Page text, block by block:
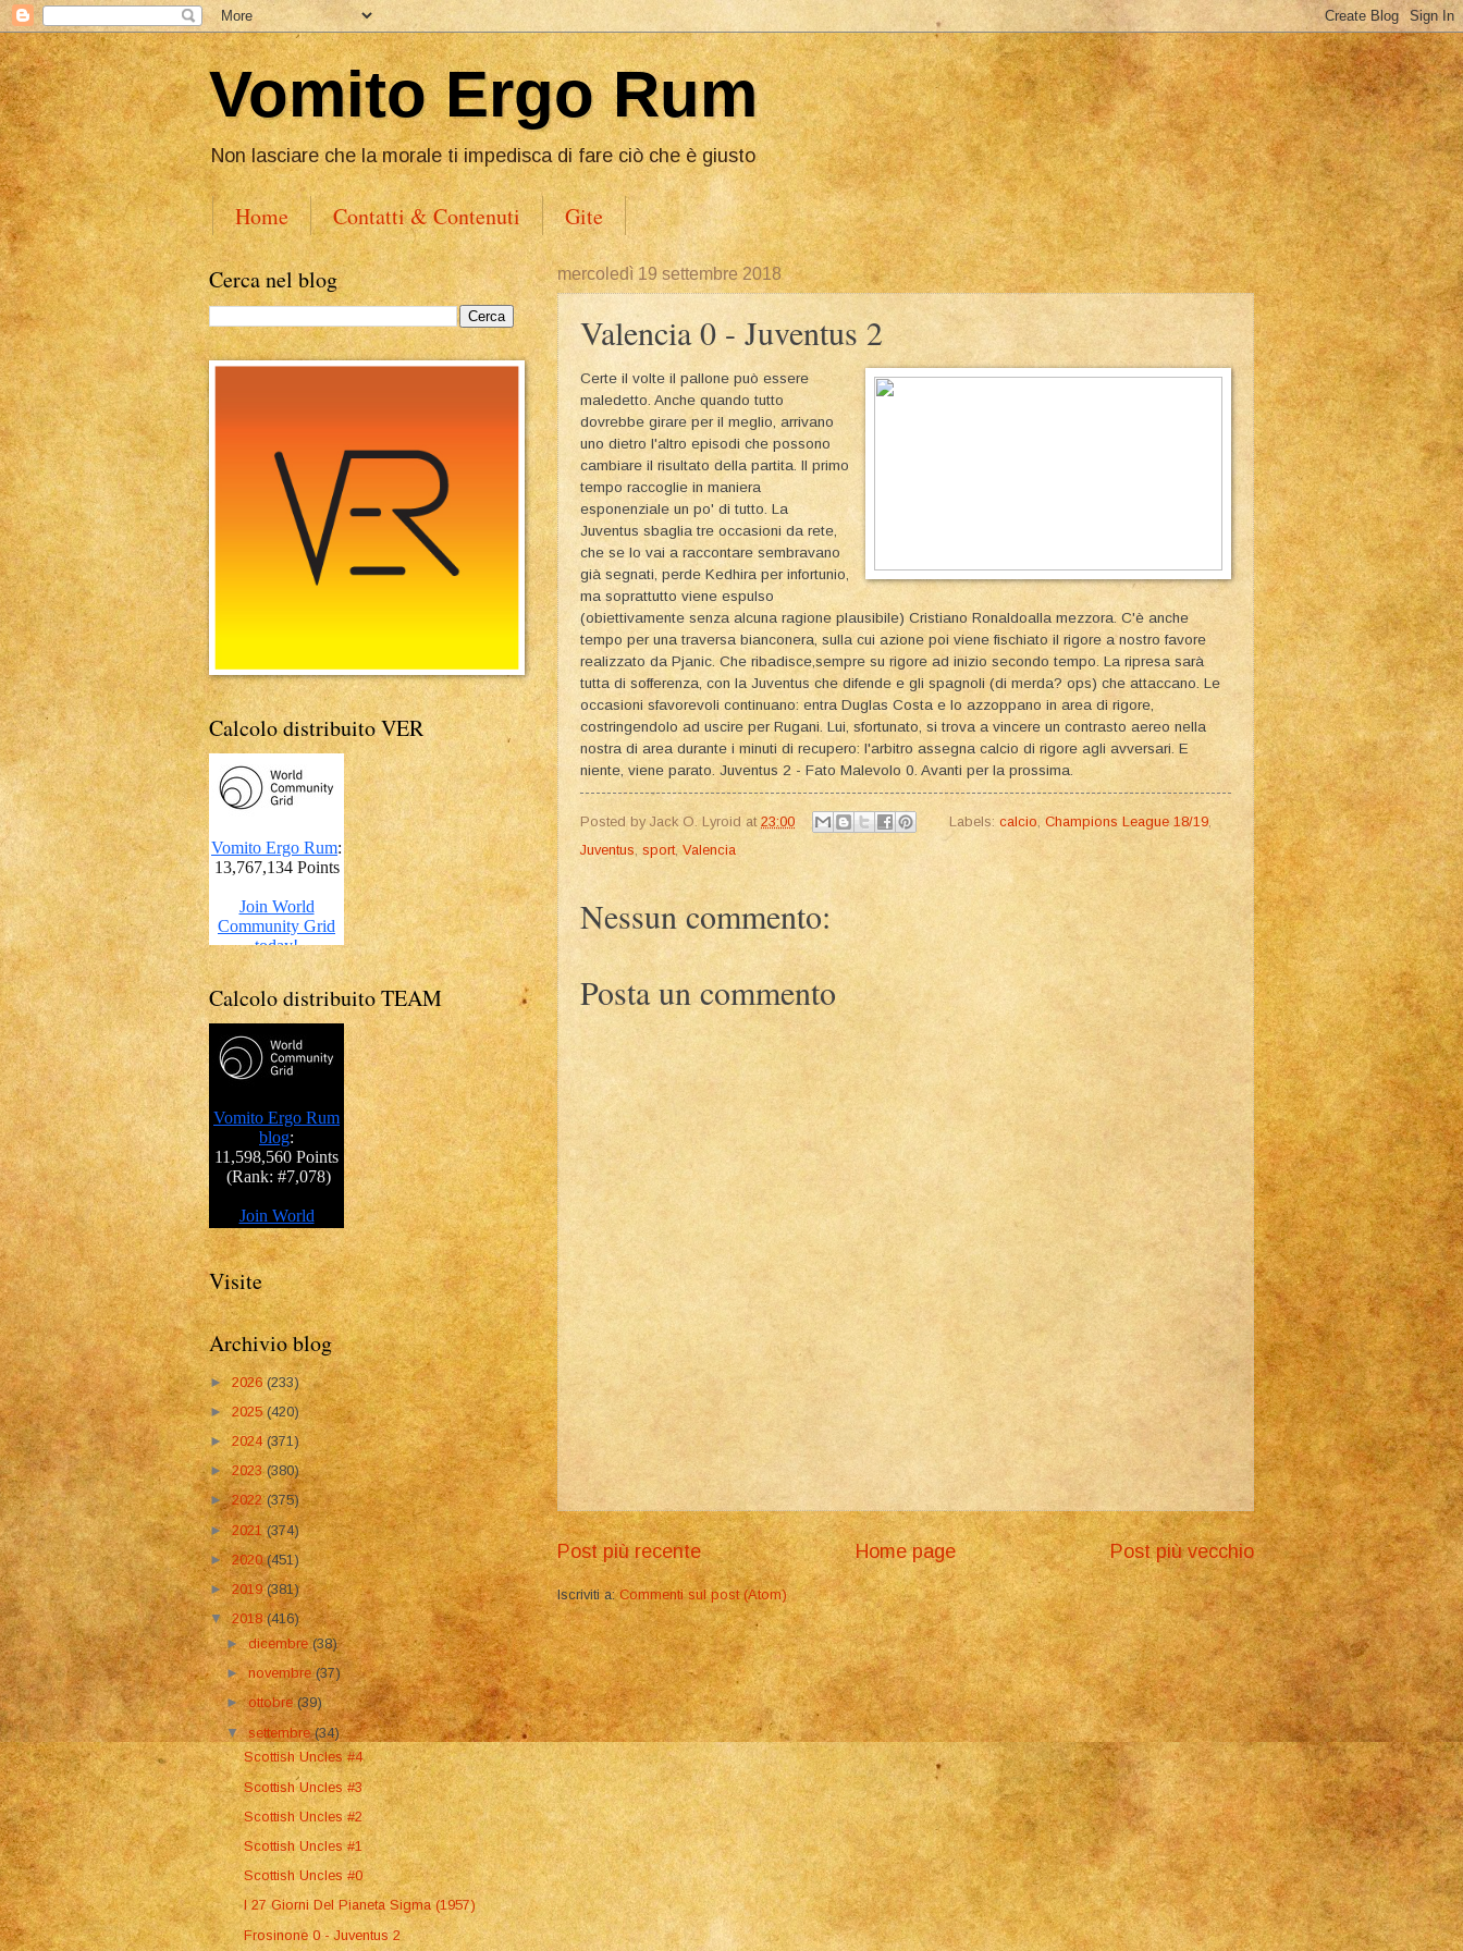
Vomito Ergo Rum
Non lasciare che la morale ti impedisca di fare ciò che è giusto
Home Contatti & Contenuti Gite
mercoledì 19 settembre 2018
Valencia 0 - Juventus 2
Certe il volte il pallone può essere
maledetto. Anche quando tutto
dovrebbe girare per il meglio, arrivano
uno dietro l'altro episodi che possono
cambiare il risultato della partita. Il primo
tempo raccoglie in maniera
esponenziale un po' di tutto. La
Juventus sbaglia tre occasioni da rete,
che se lo vai a raccontare sembravano
già segnati, perde Kedhira per infortunio,
ma soprattutto viene espulso
(obiettivamente senza alcuna ragione plausibile) Cristiano Ronaldoalla mezzora. C'è anche
tempo per una traversa bianconera, sulla cui azione poi viene fischiato il rigore a nostro favore
realizzato da Pjanic. Che ribadisce,sempre su rigore ad inizio secondo tempo. La ripresa sarà
tutta di sofferenza, con la Juventus che difende e gli spagnoli (di merda? ops) che attaccano. Le
occasioni sfavorevoli continuano: entra Duglas Costa e lo azzoppano in area di rigore,
costringendolo ad uscire per Rugani. Lui, sfortunato, si trova a vincere un contrasto aereo nella
nostra di area durante i minuti di recupero: l'arbitro assegna calcio di rigore agli avversari. E
niente, viene parato. Juventus 2 - Fato Malevolo 0. Avanti per la prossima.
Posted byJack O. Lyroid at 23:00 Labels: calcio ,Champions League 18/19,
Juventus, sport, Valencia
Nessun commento:
Posta un commento
Post più recente Post più vecchio
Home page
Iscriviti a:Commenti sul post (Atom)
Cerca nel blog
Calcolo distribuito VER
Calcolo distribuito TEAM
Visite
Archivio blog
► 2026(233)
►2025(420)
►2024 (371)
►2023(380)
►2022 (375)
►2021(374)
►2020(451)
►2019(381)
▼2018(416)
►dicembre(38)
►novembre(37)
►ottobre(39)
▼settembre(34)
Scottish Uncles #4
Scottish Uncles #3
Scottish Uncles #2
Scottish Uncles #1
Scottish Uncles #0
I 27 Giorni Del Pianeta Sigma (1957)
Frosinone 0 - Juventus 2